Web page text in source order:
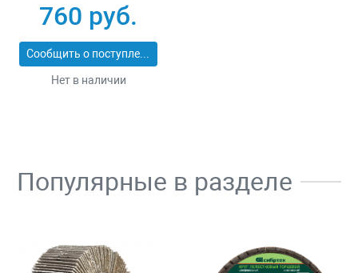
760 руб.
Сообщить о поступлении
Нет в наличии
Популярные в разделе